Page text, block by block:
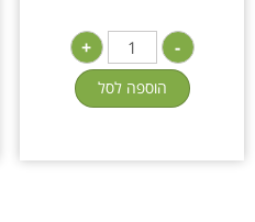
-
+
הוספה לסל